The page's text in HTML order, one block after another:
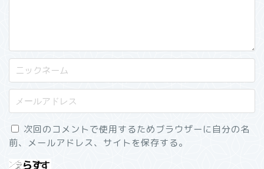
次回のコメントで使用するためブラウザーに自分の名
前、メールアドレス、サイトを保存する。